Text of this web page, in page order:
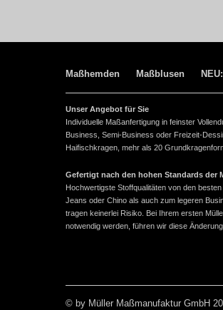
Maßhemden Maßblusen
Unser Angebot für Sie
Individuelle Maßanfertigung in feinster
Business, Semi-Business oder Freizeit-
Haifischkragen, mehr als 20
Gefertigt nach den hohen Standards der
Hochwertigste Stoffqualitäten von den
Jeans oder Chino als auch zum legeren
tragen keinerlei Risiko. Bei Ihrem ersten
notwendig werden, führen wir diese
© by Müller Maßmanufaktur GmbH